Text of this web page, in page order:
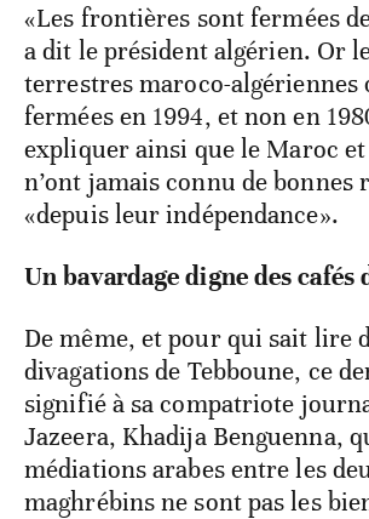
«Les frontières sont fermées
a dit le président algérien. Or
terrestres maroco-algériennes
fermées en 1994, et non en
expliquer ainsi que le Maroc et
n’ont jamais connu de bonnes
«depuis leur indépendance».
Un bavardage digne des cafés
De même, et pour qui sait lire
divagations de Tebboune, ce
signifié à sa compatriote
Jazeera, Khadija Benguenna,
médiations arabes entre les
maghrébins ne sont pas les